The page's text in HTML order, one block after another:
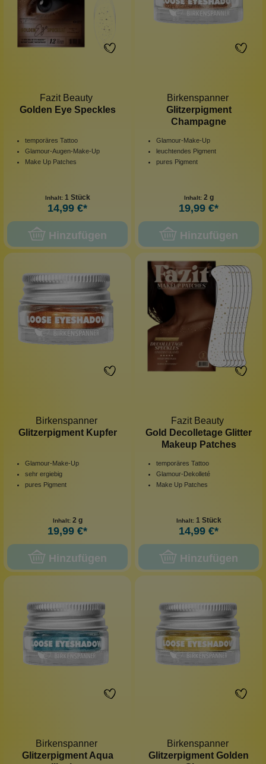
Fazit Beauty
Golden Eye Speckles
temporäres Tattoo
Glamour-Augen-Make-Up
Make Up Patches
Inhalt: 1 Stück
14,99 €*
Hinzufügen
Birkenspanner
Glitzerpigment
Champagne
Glamour-Make-Up
leuchtendes Pigment
pures Pigment
Inhalt: 2 g
19,99 €*
Hinzufügen
Birkenspanner
Glitzerpigment Kupfer
Glamour-Make-Up
sehr ergiebig
pures Pigment
Inhalt: 2 g
19,99 €*
Hinzufügen
Fazit Beauty
Gold Decolletage Glitter
Makeup Patches
temporäres Tattoo
Glamour-Dekolleté
Make Up Patches
Inhalt: 1 Stück
14,99 €*
Hinzufügen
Birkenspanner
Glitzerpigment Aqua
Birkenspanner
Glitzerpigment Golden